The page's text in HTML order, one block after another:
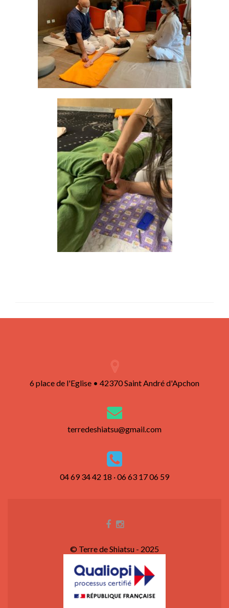
6 place de l'Eglise • 42370 Saint André d'Apchon
terredeshiatsu@gmail.com
04 69 34 42 18 · 06 63 17 06 59
© Terre de Shiatsu - 2025